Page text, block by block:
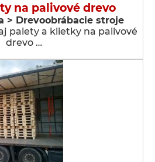
na palivové drevo
> Drevoobrábacie stroje
palety a klietky na palivové
drevo …